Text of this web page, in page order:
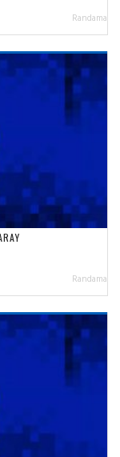
Randama
Randama